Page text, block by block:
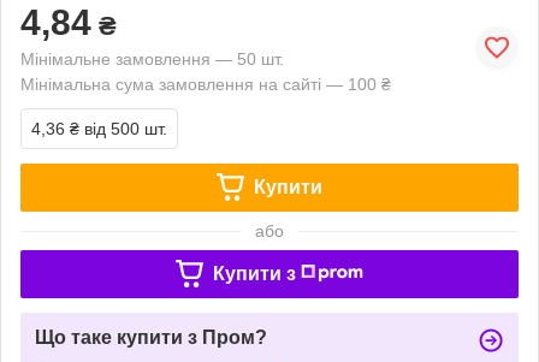
4,84 ₴
Мінімальне замовлення — 50 шт.
Мінімальна сума замовлення на сайті — 100 ₴
4,36 ₴ від 500 шт.
Купити
або
Купити з
Що таке купити з Пром?